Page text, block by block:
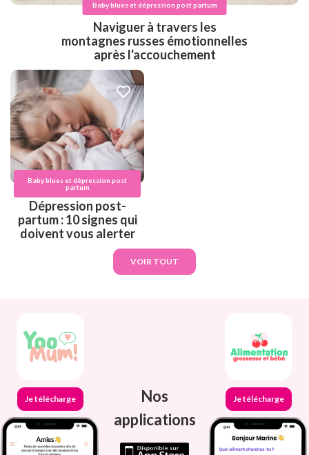
Baby blues et dépression post partum
Naviguer à travers les
montagnes russes émotionnelles
après l'accouchement
Baby blues et dépression post
partum
Dépression post-
partum : 10 signes qui
doivent vous alerter
VOIR TOUT
Je télécharge
Nos
applications
Je télécharge